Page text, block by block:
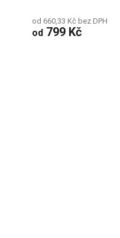
od 660,33 Kč bez DPH
od 799 Kč